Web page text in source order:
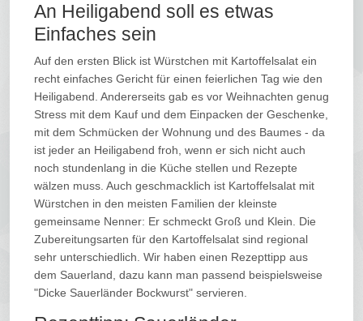
An Heiligabend soll es etwas
Einfaches sein
Auf den ersten Blick ist Würstchen mit Kartoffelsalat ein
recht einfaches Gericht für einen feierlichen Tag wie den
Heiligabend. Andererseits gab es vor Weihnachten genug
Stress mit dem Kauf und dem Einpacken der Geschenke,
mit dem Schmücken der Wohnung und des Baumes - da
ist jeder an Heiligabend froh, wenn er sich nicht auch
noch stundenlang in die Küche stellen und Rezepte
wälzen muss. Auch geschmacklich ist Kartoffelsalat mit
Würstchen in den meisten Familien der kleinste
gemeinsame Nenner: Er schmeckt Groß und Klein. Die
Zubereitungsarten für den Kartoffelsalat sind regional
sehr unterschiedlich. Wir haben einen Rezepttipp aus
dem Sauerland, dazu kann man passend beispielsweise
"Dicke Sauerländer Bockwurst" servieren.